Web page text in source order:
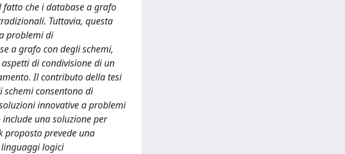
fatto che i database a grafo
Tuttavia, questa
problemi di
a grafo con degli schemi,
di condivisione di un
Il contributo della tesi
consentono di
innovative a problemi
una soluzione per
proposto prevede una
logici